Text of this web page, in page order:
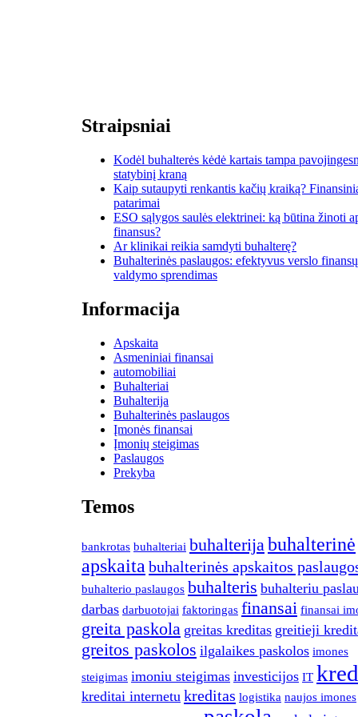
Straipsniai
Kodėl buhalterės kėdė kartais tampa
statybinį kraną
Kaip sutaupyti renkantis kačių kraiką?
patarimai
ESO sąlygos saulės elektrinei: ką būtina žinoti
finansus?
Ar klinikai reikia samdyti buhalterę?
Buhalterinės paslaugos: efektyvus verslo finansų
valdymo sprendimas
Informacija
Apskaita
Asmeniniai finansai
automobiliai
Buhalteriai
Buhalterija
Buhalterinės paslaugos
Įmonės finansai
Įmonių steigimas
Paslaugos
Prekyba
Temos
bankrotas buhalteriai buhalterija buhalterinė
apskaita buhalterinės apskaitos
buhalterio paslaugos buhalteris buhalteriu
darbas darbuotojai faktoringas finansai finansai
greita paskola greitas kreditas greitieji
greitos paskolos ilgalaikes paskolos imones
steigimas imoniu steigimas investicijos IT
kreditai internetu kreditas logistika naujos imones